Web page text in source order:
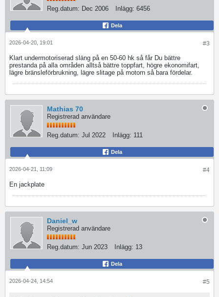
Reg.datum: Dec 2006 Inlägg: 6456
Dela
#3
2026-04-20, 19:01
Klart undermotoriserad släng på en 50-60 hk så får Du bättre
prestanda på alla områden alltså bättre toppfart, högre ekonomifart,
lägre bränsleförbrukning, lägre slitage på motorn så bara fördelar.
Mathias 70
Registrerad användare
Reg.datum: Jul 2022 Inlägg: 111
Dela
#4
2026-04-21, 11:09
En jackplate
Daniel_w
Registrerad användare
Reg.datum: Jun 2023 Inlägg: 13
Dela
#5
2026-04-24, 14:54